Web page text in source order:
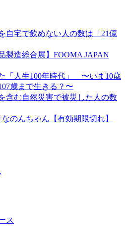
自宅で飲めない人の数は「21億
製造総合展】FOOMA JAPAN
「人生100年時代」 〜いま10歳
歳まで生きる？〜
含む自然災害で被災した人の数
なのんちゃん【有効期限切れ】
ス